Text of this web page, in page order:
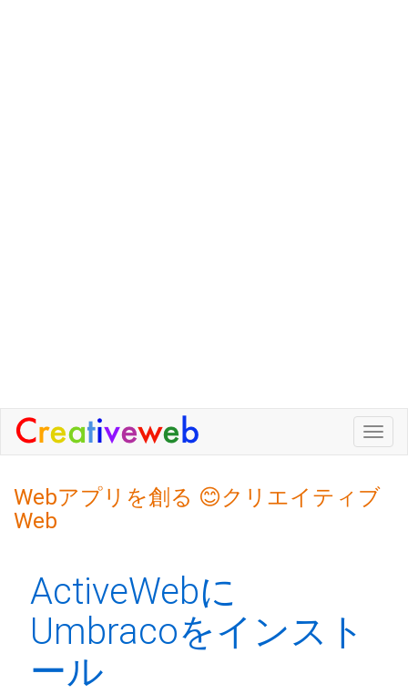
Webアプリを創る 😊クリエイティブ
Web
ActiveWebに
Umbracoをインスト
ール